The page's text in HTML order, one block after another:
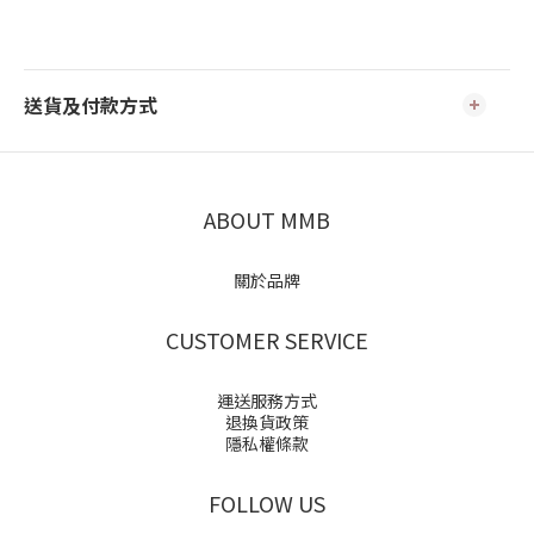
送貨及付款方式
ABOUT MMB
關於品牌
CUSTOMER SERVICE
運送服務方式
退換貨政策
隱私權條款
FOLLOW US